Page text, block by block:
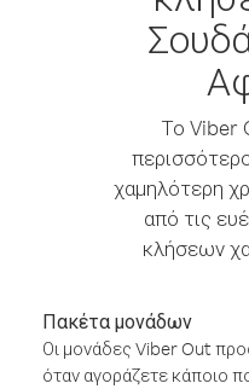
Το Viber
χαμηλότερη
από τις
κλήσεων
Πακέτα μονάδων
Οι μονάδες Viber Out
όταν αγοράζετε κάποιο